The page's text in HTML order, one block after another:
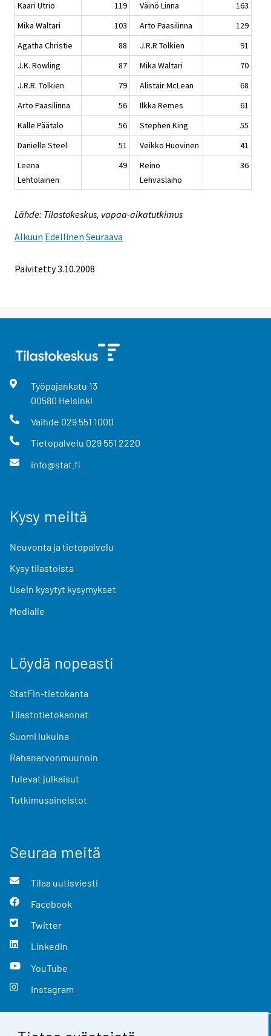
Kaari Utrio
119 Väinö Linna
163
Mika Waltari
103 Arto Paasilinna
129
Agatha Christie
88 J.R.R Tolkien
91
J.K. Rowling
87 Mika Waltari
70
J.R.R. Tolkien
79 Alistair McLean
68
Arto Paasilinna
56 Ilkka Remes
61
Kalle Päätalo
56 Stephen King
55
Danielle Steel
51 Veikko Huovinen
41
Leena
Lehtolainen
49
Reino
Lehväslaiho
36
Lähde: Tilastokeskus, vapaa-aikatutkimus
Alkuun Edellinen Seuraava
Päivitetty3.10.2008
Työpajankatu 13
00580 Helsinki
Vaihde 029 551 1000
Tietopalvelu 029 551 2220
info@stat.fi
Kysy meiltä
Neuvonta ja tietopalvelu
Kysy tilastoista
Usein kysytyt kysymykset
Medialle
Löydä nopeasti
StatFin-tietokanta
Tilastotietokannat
Suomi lukuina
Rahanarvonmuunnin
Tulevat julkaisut
Tutkimusaineistot
Seuraa meitä
Tilaa uutisviesti
Facebook
Twitter
LinkedIn
YouTube
Instagram